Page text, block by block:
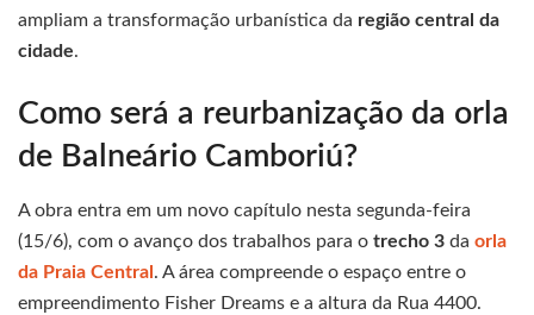
ampliam a transformação urbanística da região central da
cidade.
Como será a reurbanização da orla
de Balneário Camboriú?
A obra entra em um novo capítulo nesta segunda-feira
(15/6), com o avanço dos trabalhos para o trecho 3 da orla
da Praia Central . A área compreende o espaço entre o
empreendimento Fisher Dreams e a altura da Rua 4400.